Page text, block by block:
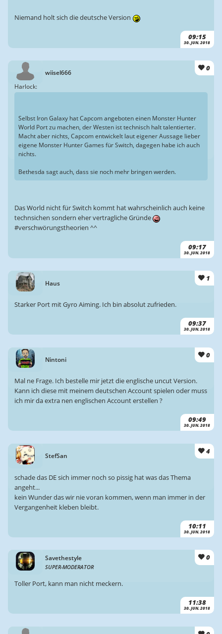
09:15
30. JUN. 2018
Niemand holt sich die deutsche Version
wiisel666 0
09:17
30. JUN. 2018
Harlock:
Selbst Iron Galaxy hat Capcom angeboten einen Monster Hunter
World Port zu machen, der Westen ist technisch halt talentierter.
Macht aber nichts, Capcom entwickelt laut eigener Aussage lieber
eigene Monster Hunter Games für Switch, dagegen habe ich auch
nichts.
Bethesda sagt auch, dass sie noch mehr bringen werden.
Das World nicht für Switch kommt hat wahrscheinlich auch keine
technsichen sondern eher vertragliche Gründe
#verschwörungstheorien ^^
Haus
1
09:37
30. JUN. 2018
Starker Port mit Gyro Aiming. Ich bin absolut zufrieden.
Nintoni
0
09:49
30. JUN. 2018
Mal ne Frage. Ich bestelle mir jetzt die englische uncut Version.
Kann ich diese mit meinem deutschen Account spielen oder muss
ich mir da extra nen englischen Account erstellen ?
StefSan
4
10:11
30. JUN. 2018
schade das DE sich immer noch so pissig hat was das Thema
angeht...
kein Wunder das wir nie voran kommen, wenn man immer in der
Vergangenheit kleben bleibt.
Savethestyle
SUPER-MODERATOR
0
11:38
30. JUN. 2018
Toller Port, kann man nicht meckern.